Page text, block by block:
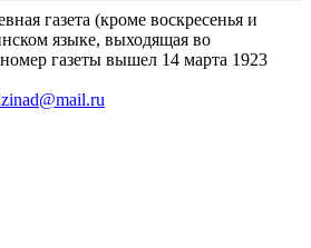
газета (кроме воскресенья и
языке, выходящая во
газеты вышел 14 марта 1923